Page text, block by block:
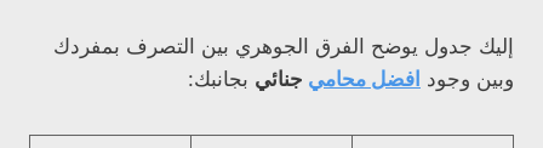
إليك جدول يوضح الفرق الجوهري بين التصرف بمفردك
وبين وجود افضل محامي جنائي بجانبك: